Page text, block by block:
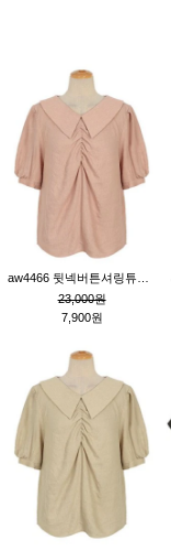
23,000원
7,900원